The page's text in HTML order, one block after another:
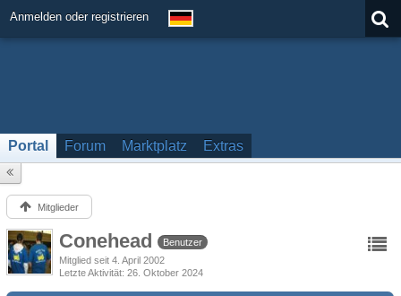
Anmelden oder registrieren
Portal Forum Marktplatz Extras
Mitglieder
Conehead
Benutzer
Mitglied seit 4. April 2002
Letzte Aktivität 26. Oktober 2024